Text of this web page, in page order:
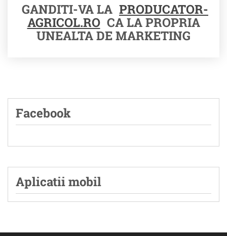
GANDITI-VA LA PRODUCATOR-
AGRICOL.RO CA LA PROPRIA
UNEALTA DE MARKETING
Facebook
Aplicatii mobil